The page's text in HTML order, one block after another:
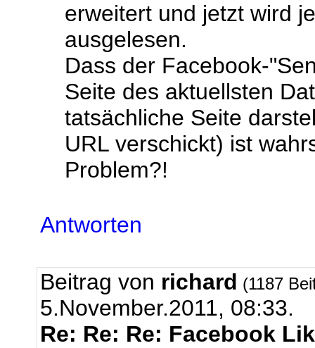
erweitert und jetzt wird
ausgelesen.
Dass der Facebook-
Seite des aktuellsten
tatsächliche Seite
URL verschickt) ist
Problem?!
Antworten
Beitrag von richard (1187
5.November.2011, 08:33.
Re: Re: Re: Facebook